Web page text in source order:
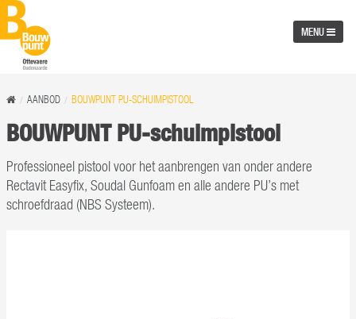
MENU
AANBOD BOUWPUNT PU-SCHUIMPISTOOL
BOUWPUNT PU-schuimpistool
Professioneel pistool voor het aanbrengen van onder andere
Rectavit Easyfix, Soudal Gunfoam en alle andere PU’s met
schroefdraad (NBS Systeem).